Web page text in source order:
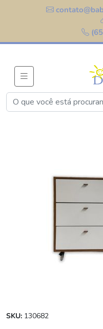
SKU: 130682